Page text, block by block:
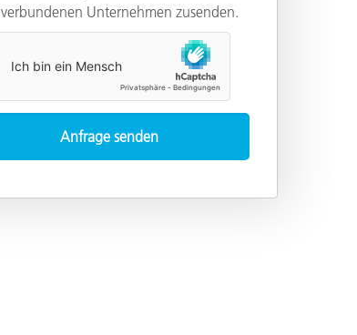
verbundenen Unternehmen zusenden.